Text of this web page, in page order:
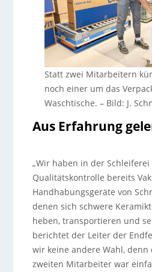
Statt zwei Mitarbeitern
noch einer um das
Waschtische. – Bild: J.
Aus Erfahrung
„Wir haben in der
Qualitätskontrolle bereits
Handhabungsgeräte von
denen sich schwere
heben, transportieren und
berichtet der Leiter der
wir keine andere Wahl,
zweiten Mitarbeiter war